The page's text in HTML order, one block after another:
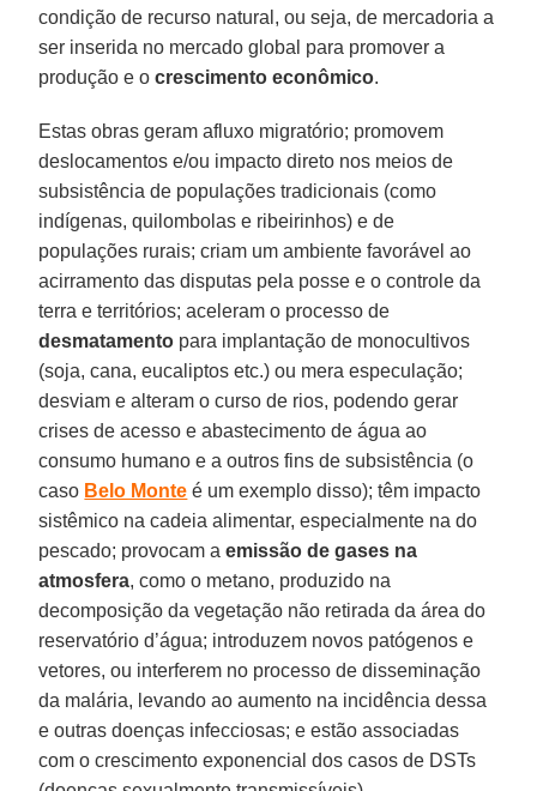
condição de recurso natural, ou seja, de mercadoria a
ser inserida no mercado global para promover a
produção e ocrescimento econômico.
Estas obras geram afluxo migratório; promovem
deslocamentos e/ou impacto direto nos meios de
subsistência de populações tradicionais (como
indígenas, quilombolas e ribeirinhos) e de
populações rurais; criam um ambiente favorável ao
acirramento das disputas pela posse e o controle da
terra e territórios; aceleram o processo de
desmatamento para implantação de monocultivos
(soja, cana, eucaliptos etc.) ou mera especulação;
desviam e alteram o curso de rios, podendo gerar
crises de acesso e abastecimento de água ao
consumo humano e a outros fins de subsistência (o
caso Belo Monte é um exemplo disso); têm impacto
sistêmico na cadeia alimentar, especialmente na do
pescado; provocam aemissão de gases na
atmosfera, como o metano, produzido na
decomposição da vegetação não retirada da área do
reservatório d’água; introduzem novos patógenos e
vetores, ou interferem no processo de disseminação
da malária, levando ao aumento na incidência dessa
e outras doenças infecciosas; e estão associadas
com o crescimento exponencial dos casos de DSTs